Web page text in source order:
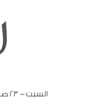
السبت - 23 صفر 1448 هـ , 08 أغسطس 2026 م